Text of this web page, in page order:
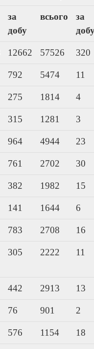
за
добу
всього
за
12662 57526 320
792 5474 11
275 1814 4
315 1281 3
964 4944 23
761 2702 30
382 1982 15
141 1644 6
783 2708 16
305 2222 11
442 2913 13
76 901 2
576 1154 18